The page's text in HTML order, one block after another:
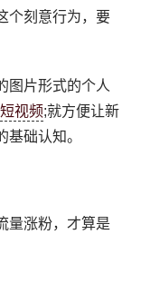
个刻意行为，要
图片形式的个人
短视频;就方便让新
础认知。
量涨粉，才算是